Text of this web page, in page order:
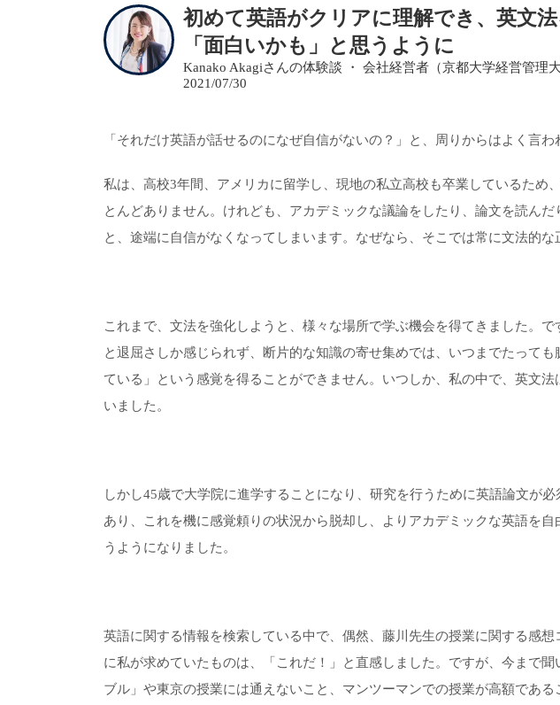
初めて英語がクリアに理解でき、英文
「面白いかも」と思うように
Kanako Akagiさんの体験談 ・ 会社経営者（京都大学経営管理
2021/07/30
「それだけ英語が話せるのになぜ自信がないの？」と、周りからはよく言わ
私は、高校3年間、アメリカに留学し、現地の私立高校も卒業しているため
とんどありません。けれども、アカデミックな議論をしたり、論文を読ん
と、途端に自信がなくなってしまいます。なぜなら、そこでは常に文法的な
これまで、文法を強化しようと、様々な場所で学ぶ機会を得てきました。
と退屈さしか感じられず、断片的な知識の寄せ集めでは、いつまでたって
ている」という感覚を得ることができません。いつしか、私の中で、英文
いました。
しかし45歳で大学院に進学することになり、研究を行うために英語論文が
あり、これを機に感覚頼りの状況から脱却し、よりアカデミックな英語を
うようになりました。
英語に関する情報を検索している中で、偶然、藤川先生の授業に関する感想
に私が求めていたものは、「これだ！」と直感しました。ですが、今まで
ブル」や東京の授業には通えないこと、マンツーマンでの授業が高額である